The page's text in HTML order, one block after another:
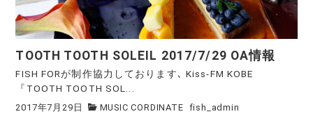
TOOTH TOOTH SOLEIL 2017/7/29 OA情報
FISH FORが制作協力しております､ Kiss-FM KOBE
『TOOTH TOOTH SOL...
2017年7月29日 MUSIC CORDINATE fish_admin